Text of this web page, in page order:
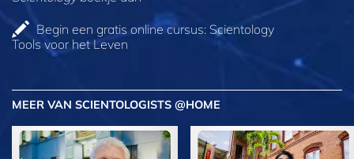
Begin een gratis online cursus: Scientology
Tools voor het Leven
MEER VAN SCIENTOLOGISTS @HOME